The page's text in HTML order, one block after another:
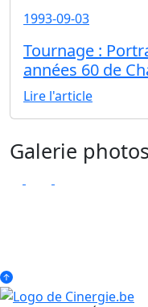
1993-09-03
Tournage :
années 60 de
Lire l'article
Galerie photos